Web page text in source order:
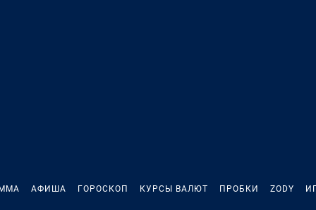
АФИША ГОРОСКОП КУРСЫ ВАЛЮТ ПРОБКИ ZODY